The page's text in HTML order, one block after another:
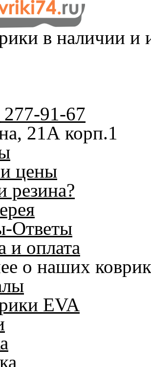
в наличии и
91-67
21А корп.1
цены
резина?
Ответы
и оплата
о наших
EVA